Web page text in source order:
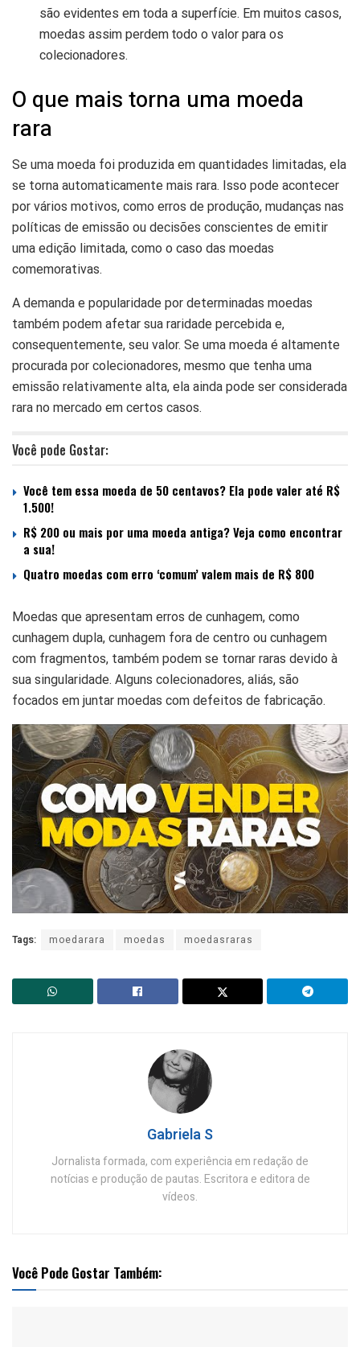
são evidentes em toda a superfície. Em muitos casos,
moedas assim perdem todo o valor para os
colecionadores.
O que mais torna uma moeda
rara
Se uma moeda foi produzida em quantidades limitadas, ela
se torna automaticamente mais rara. Isso pode acontecer
por vários motivos, como erros de produção, mudanças nas
políticas de emissão ou decisões conscientes de emitir
uma edição limitada, como o caso das moedas
comemorativas.
A demanda e popularidade por determinadas moedas
também podem afetar sua raridade percebida e,
consequentemente, seu valor. Se uma moeda é altamente
procurada por colecionadores, mesmo que tenha uma
emissão relativamente alta, ela ainda pode ser considerada
rara no mercado em certos casos.
Você pode Gostar:
Você tem essa moeda de 50 centavos? Ela pode valer até R$
1.500!
R$ 200 ou mais por uma moeda antiga? Veja como encontrar
a sua!
Quatro moedas com erro ‘comum’ valem mais de R$ 800
Moedas que apresentam erros de cunhagem, como
cunhagem dupla, cunhagem fora de centro ou cunhagem
com fragmentos, também podem se tornar raras devido à
sua singularidade. Alguns colecionadores, aliás, são
focados em juntar moedas com defeitos de fabricação.
Tags: moedarara moedas moedasraras
Gabriela S
Jornalista formada, com experiência em redação de
notícias e produção de pautas. Escritora e editora de
vídeos.
Você Pode Gostar Também: